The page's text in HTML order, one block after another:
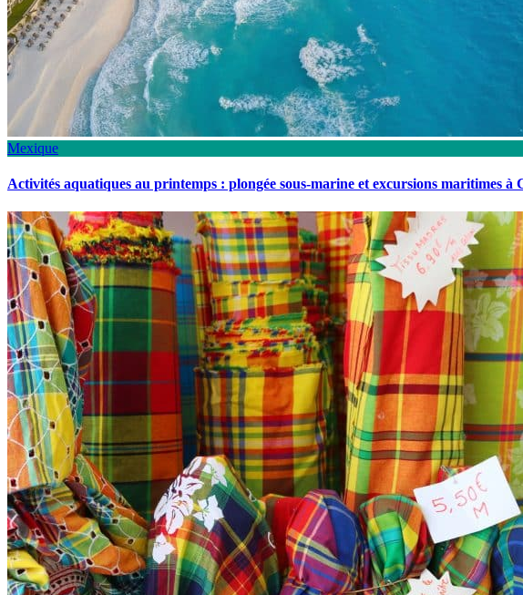
Mexique
Activités aquatiques au printemps : plongée sous-marine et excursions maritimes à